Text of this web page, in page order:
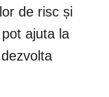
de risc și
ajuta la